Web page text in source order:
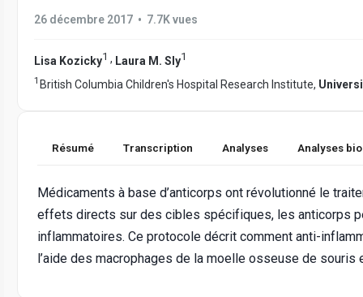
26 décembre 2017 • 7.7K vues
Lisa Kozicky1 , Laura M. Sly1
1 British Columbia Children's Hospital Research Institute,
Résumé Transcription Analyses Analyses
Médicaments à base d’anticorps ont révolutionné le
effets directs sur des cibles spécifiques, les anticorps
inflammatoires. Ce protocole décrit comment anti-
l’aide des macrophages de la moelle osseuse de souris